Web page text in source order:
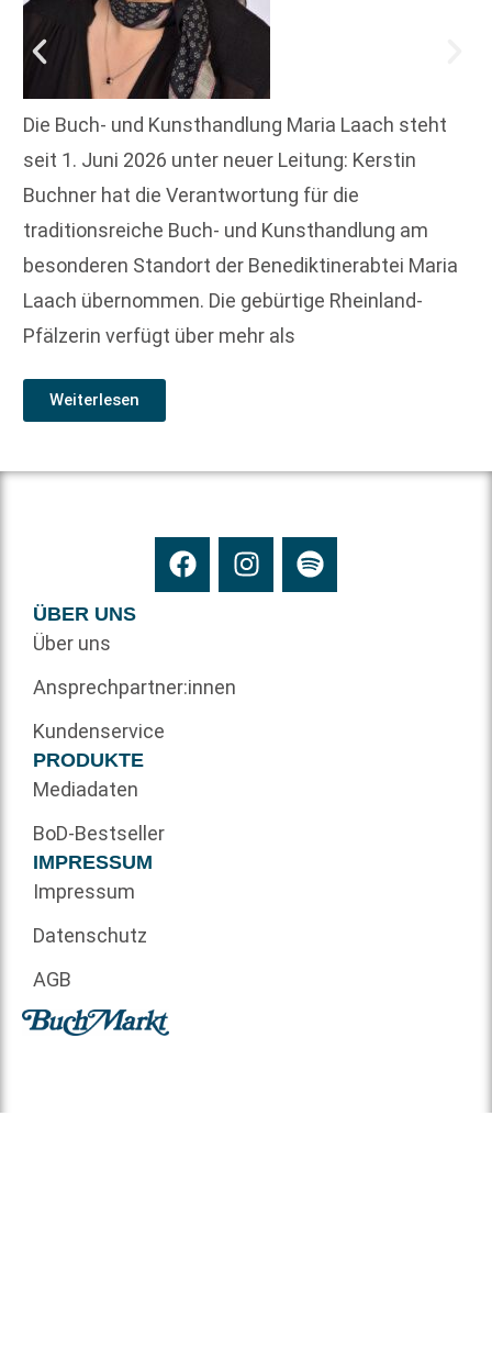
Die Buch- und Kunsthandlung Maria Laach steht
seit 1. Juni 2026 unter neuer Leitung: Kerstin
Buchner hat die Verantwortung für die
traditionsreiche Buch- und Kunsthandlung am
besonderen Standort der Benediktinerabtei Maria
Laach übernommen. Die gebürtige Rheinland-
Pfälzerin verfügt über mehr als
Weiterlesen
ÜBER UNS
Über uns
Ansprechpartner:innen
Kundenservice
PRODUKTE
Mediadaten
BoD-Bestseller
IMPRESSUM
Impressum
Datenschutz
AGB